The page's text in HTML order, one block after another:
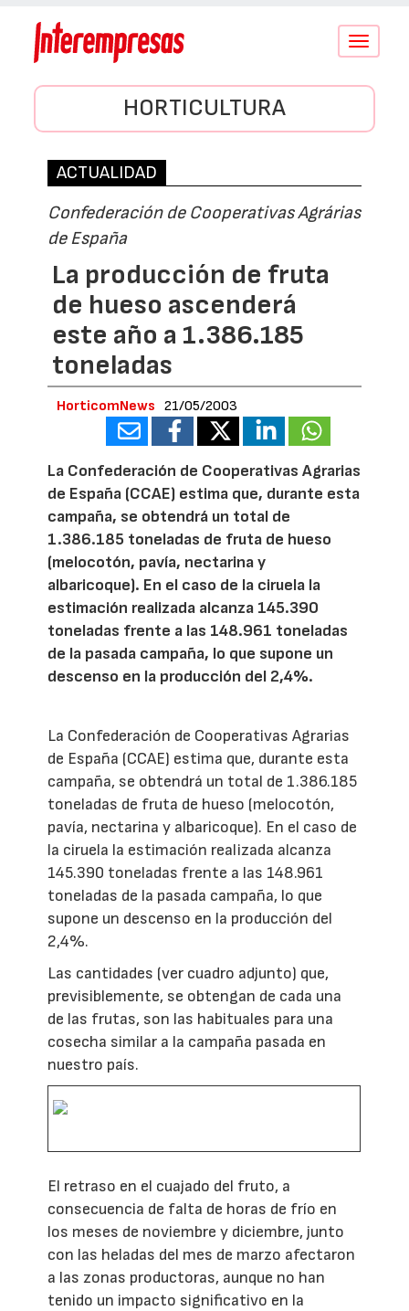
Conmutar
HORTICULTURA
ACTUALIDAD
Confederación de Cooperativas Agrárias
de España
La producción de fruta
de hueso ascenderá
este año a 1.386.185
toneladas
HorticomNews 21/05/2003
La Confederación de Cooperativas Agrarias
de España (CCAE) estima que, durante esta
campaña, se obtendrá un total de
1.386.185 toneladas de fruta de hueso
(melocotón, pavía, nectarina y
albaricoque). En el caso de la ciruela la
estimación realizada alcanza 145.390
toneladas frente a las 148.961 toneladas
de la pasada campaña, lo que supone un
descenso en la producción del 2,4%.
La Confederación de Cooperativas Agrarias
de España (CCAE) estima que, durante esta
campaña, se obtendrá un total de 1.386.185
toneladas de fruta de hueso (melocotón,
pavía, nectarina y albaricoque). En el caso de
la ciruela la estimación realizada alcanza
145.390 toneladas frente a las 148.961
toneladas de la pasada campaña, lo que
supone un descenso en la producción del
2,4%.
Las cantidades (ver cuadro adjunto) que,
previsiblemente, se obtengan de cada una
de las frutas, son las habituales para una
cosecha similar a la campaña pasada en
nuestro país.
El retraso en el cuajado del fruto, a
consecuencia de falta de horas de frío en
los meses de noviembre y diciembre, junto
con las heladas del mes de marzo afectaron
a las zonas productoras, aunque no han
tenido un impacto significativo en la